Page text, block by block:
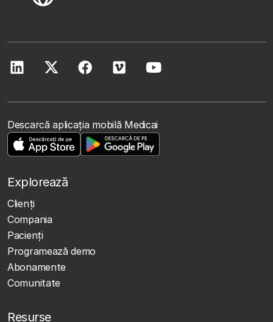
Descarcă aplicația mobilă Medicai
Explorează
Clienţi
Compania
Pacienți
Programează demo
Abonamente
Comunitate
Resurse